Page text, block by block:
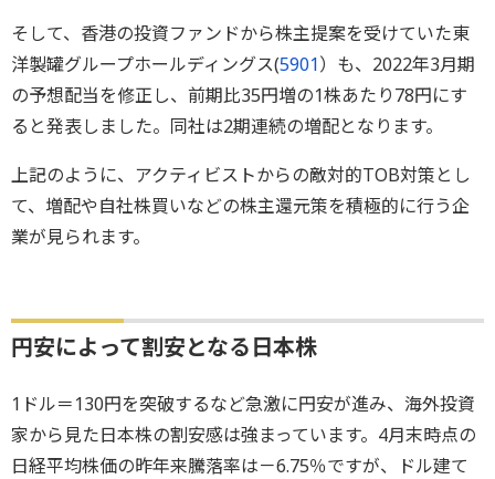
そして、香港の投資ファンドから株主提案を受けていた東
洋製罐グループホールディングス(5901）も、2022年3月期
の予想配当を修正し、前期比35円増の1株あたり78円にす
ると発表しました。同社は2期連続の増配となります。
上記のように、アクティビストからの敵対的TOB対策とし
て、増配や自社株買いなどの株主還元策を積極的に行う企
業が見られます。
円安によって割安となる日本株
1ドル＝130円を突破するなど急激に円安が進み、海外投資
家から見た日本株の割安感は強まっています。4月末時点の
日経平均株価の昨年来騰落率は－6.75％ですが、ドル建て